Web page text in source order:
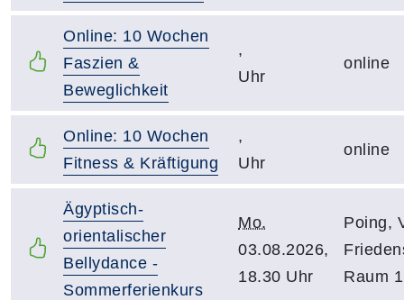
Online: 10 Wochen
Faszien &
Beweglichkeit
,
Uhr
online
Online: 10 Wochen
Fitness & Kräftigung
,
Uhr
online
Ägyptisch-
orientalischer
Bellydance -
Sommerferienkurs
Mo.
03.08.2026,
18.30 Uhr
Poing,
Raum 1